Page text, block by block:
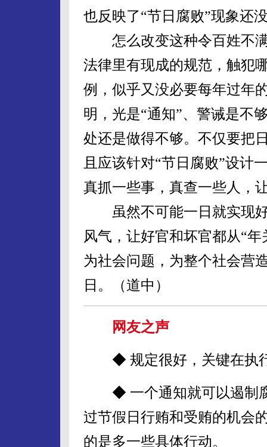
也反映了“节日腐败”现象还
怎么改变这种令百姓不满
法律里有现成的规范，触犯
例，似乎又没必要每年过年
明，光是“通知”、警诫是不
处还是做得不够。不仅要把
且应该针对“节日腐败”设计
真抓一些事，真查一些人，
虽然不可能一日就实现好
风气，让好官和坏官都从“
为社会问题，为整个社会营
日。（道中）
网友之声
◆ 规定很好，关键在执
◆ 一个通知就可以遏制腐
过节假日行贿和受贿的机会
的是多一些具体行动。